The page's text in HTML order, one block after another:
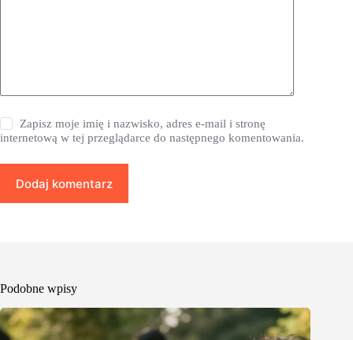
Zapisz moje imię i nazwisko, adres e-mail i stronę
internetową w tej przeglądarce do następnego komentowania.
Dodaj komentarz
Podobne wpisy